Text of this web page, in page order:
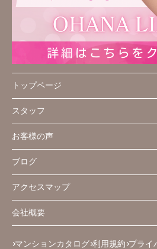
トップページ
スタッフ
お客様の声
ブログ
アクセスマップ
会社概要
マンションカタログ 利用規約 プライ